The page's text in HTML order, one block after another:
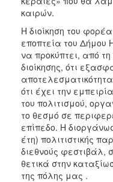
καιρών.
Η διοίκηση του
εποπτεία του Δήμου
να προκύπτει, από
διοίκησης, ότι
ότι έχει την
του πολιτισμού,
το θεσμό σε
επίπεδο. Η
έτη) πολιτιστικής
διεθνούς φεστιβάλ,
θετικά στην
της πόλης μας .